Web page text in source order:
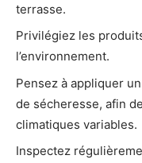
terrasse.
Privilégiez les
l’environnement.
Pensez à appliquer
de sécheresse, afin
climatiques variables.
Inspectez